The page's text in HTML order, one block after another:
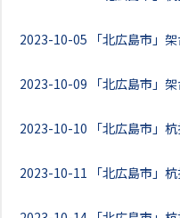
2023-10-05 「北広島市」
2023-10-09 「北広島市」
2023-10-10 「北広島市」
2023-10-11 「北広島市」